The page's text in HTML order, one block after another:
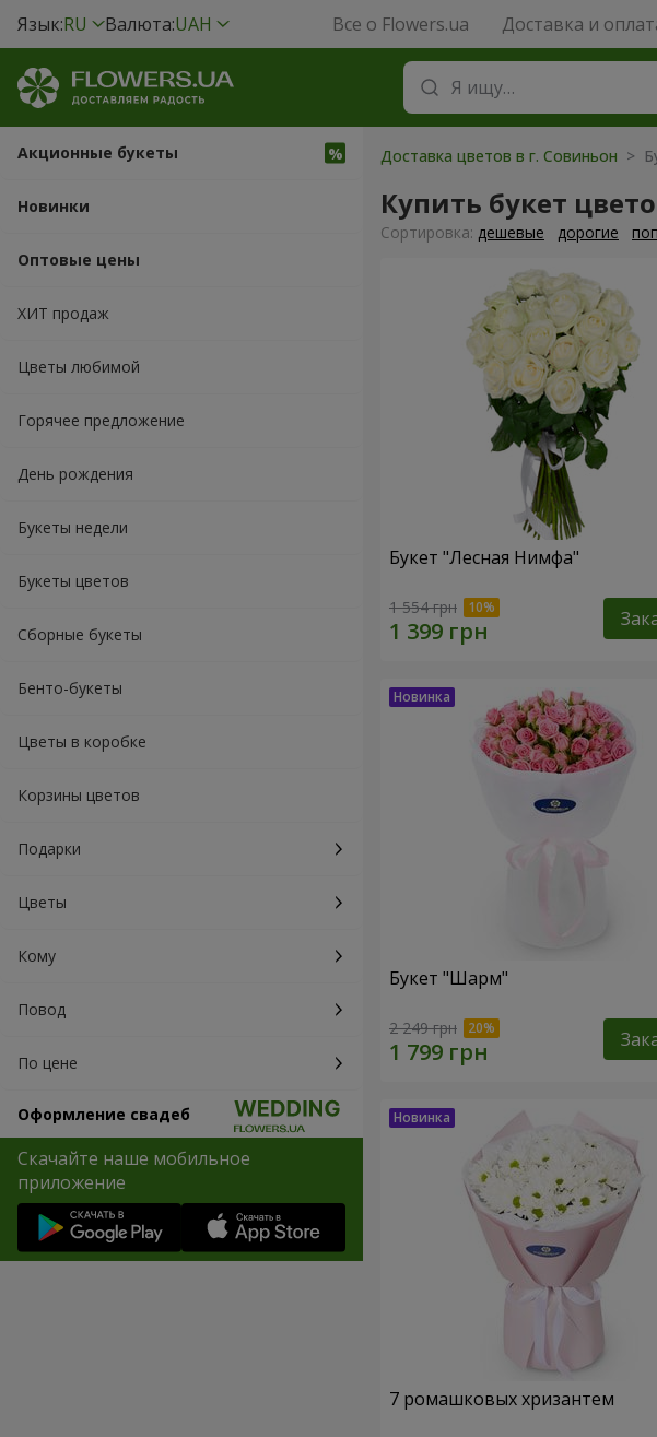
Язык:RU Валюта:UAH Все о Flowers.ua Доставка и
Акционные букеты
Новинки
Оптовые цены
ХИТ продаж
Цветы любимой
Горячее предложение
День рождения
Букеты недели
Букеты цветов
Сборные букеты
Бенто-букеты
Цветы в коробке
Корзины цветов
Подарки
Цветы
Кому
Повод
По цене
Оформление свадеб
Скачайте наше мобильное
приложение
Доставка цветов в г. Совиньон >
Купить букет
Cортировка: дешевые дорогие
Букет "Лесная Нимфа"
1 554 грн
Букет "Шарм"
2 249 грн
7 ромашковых хризантем